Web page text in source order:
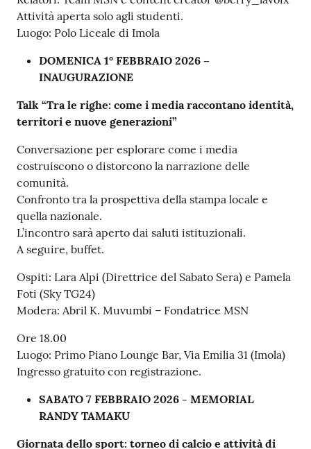
Attività aperta solo agli studenti.
Luogo: Polo Liceale di Imola
DOMENICA 1° FEBBRAIO 2026 –
INAUGURAZIONE
Talk “Tra le righe: come i media raccontano identità,
territori e nuove generazioni”
Conversazione per esplorare come i media
costruiscono o distorcono la narrazione delle
comunità.
Confronto tra la prospettiva della stampa locale e
quella nazionale.
L’incontro sarà aperto dai saluti istituzionali.
A seguire, buffet.
Ospiti: Lara Alpi (Direttrice del Sabato Sera) e Pamela
Foti (Sky TG24)
Modera: Abril K. Muvumbi – Fondatrice MSN
Ore 18.00
Luogo: Primo Piano Lounge Bar, Via Emilia 31 (Imola)
Ingresso gratuito con registrazione.
SABATO 7 FEBBRAIO 2026 - MEMORIAL
RANDY TAMAKU
Giornata dello sport: torneo di calcio e attività di